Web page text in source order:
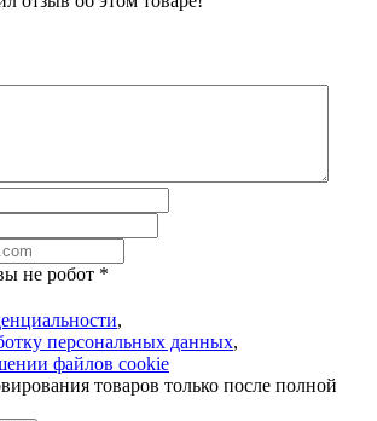
не робот *
,
персональных данных,
файлов cookie
товаров только после полной